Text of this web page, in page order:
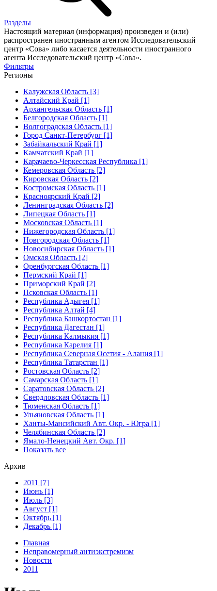
Разделы
Настоящий материал (информация) произведен и (или)
распространен иностранным агентом Исследовательский
центр «Сова» либо касается деятельности иностранного
агента Исследовательский центр «Сова».
Фильтры
Регионы
Калужская Область [3]
Алтайский Край [1]
Архангельская Область [1]
Белгородская Область [1]
Волгоградская Область [1]
Город Санкт-Петербург [1]
Забайкальский Край [1]
Камчатский Край [1]
Карачаево-Черкесская Республика [1]
Кемеровская Область [2]
Кировская Область [2]
Костромская Область [1]
Красноярский Край [2]
Ленинградская Область [2]
Липецкая Область [1]
Московская Область [1]
Нижегородская Область [1]
Новгородская Область [1]
Новосибирская Область [1]
Омская Область [2]
Оренбургская Область [1]
Пермский Край [1]
Приморский Край [2]
Псковская Область [1]
Республика Адыгея [1]
Республика Алтай [4]
Республика Башкортостан [1]
Республика Дагестан [1]
Республика Калмыкия [1]
Республика Карелия [1]
Республика Северная Осетия - Алания [1]
Республика Татарстан [1]
Ростовская Область [2]
Самарская Область [1]
Саратовская Область [2]
Свердловская Область [1]
Тюменская Область [1]
Ульяновская Область [1]
Ханты-Мансийский Авт. Окр. - Югра [1]
Челябинская Область [2]
Ямало-Ненецкий Авт. Окр. [1]
Показать все
Архив
2011 [7]
Июнь [1]
Июль [3]
Август [1]
Октябрь [1]
Декабрь [1]
Главная
Неправомерный антиэкстремизм
Новости
2011